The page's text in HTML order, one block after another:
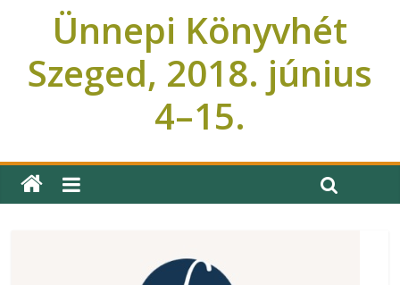
Ünnepi Könyvhét
Szeged, 2018. június
4–15.